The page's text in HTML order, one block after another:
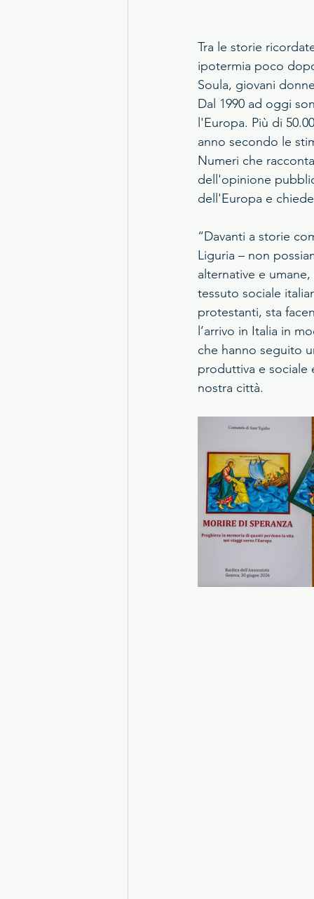
Tra le storie
ipotermia poco
Soula, giovani
Dal 1990 ad oggi
l'Europa. Più di
anno secondo le
Numeri che
dell'opinione
dell'Europa e
“Davanti a storie
Liguria – non
alternative e
tessuto sociale
protestanti, sta
l’arrivo in Italia in
che hanno seguito
produttiva e sociale
nostra città.